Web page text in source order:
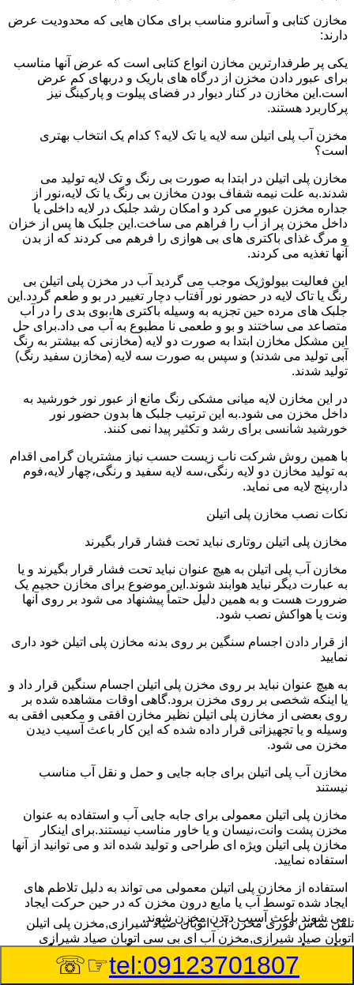
مخازن کتابی و آسانرو مناسب برای مکان هایی که محدودیت عرض
دارند:
یکی پر طرفدارترین مخازن انواع کتابی است که عرض آنها مناسب
برای عبور دادن مخزن از درگاه های باریک و دربهای کم عرض
است.این مخازن در کنار دیوار در فضای پیلوت و پارکینگ نیز
پرکاربرد هستند.
مخزن آب پلی اتیلن سه لایه یا تک لایه؟ کدام یک انتخاب بهتری
است؟
مخازن پلی اتیلن در ابتدا به صورت بی رنگ و تک لایه تولید می
شدند.به علت نیمه شفاف بودن مخازن بی رنگ یا تک لایه،نور از
جداره مخزن عبور می کرد و امکان رشد جلبک در لایه داخلی یا
داخل مخزن پر از آب را فراهم می ساخت.این جلبک ها پس از خزان
و مرگ غذای باکتری های بی هوازی را فرهم می کردند که از بدن
آنها تغذیه می کردند.
این فعالیت بیولوژیک موجب می گردید آب در مخزن پلی اتیلن بی
رنگ یا تاک لایه در حضور نور آفتاب دچار تغییر در بو و طعم گردد.این
جلبک های مرده حین تجزیه به وسیله باکتری ها،بوی بدی را در آب
متصاعد می ساختند و بو و طعمی نا مطبوع به آب می داد.برای حل
این مشکل مخازن ابتدا به صورت دو لایه (مخازنی که بیشتر به رنگ
آبی تولید می شدند) و سپس به صورت سه لایه (مخازن سفید رنگ)
تولید شدند.
در این مخازن لایه میانی مشکی رنگ مانع از عبور نور خورشید به
داخل مخزن می شود.به این ترتیب جلبک ها بدون حضور نور
خورشید شانسی برای رشد و تکثیر پیدا نمی کنند.
با همین روش شرکت ناب زیست حسب نیاز مشتریان گرامی اقدام
به تولید مخازن دو لایه رنگی،سه لایه سفید و رنگی،چهار لایه،فوم
دار،پنج لایه می نماید.
نکات نصب مخازن پلی اتیلن
مخازن پلی اتیلن روتاری نباید تحت فشار قرار بگیرند
مخازن آب پلی اتیلن به هیچ عنوان نباید تحت فشار قرار بگیرند و یا
به عبارت دیگر نباید هوابند شوند.این موضوع برای مخازن حجیم یک
ضرورت هست و به همین دلیل حتماً پیشنهاد می شود بر روی آنها
ونت یا هواکش نصب شود.
از قرار دادن اجسام سنگین بر روی بدنه مخازن پلی اتیلن خود داری
نمایید
به هیچ عنوان نباید بر روی مخزن پلی اتیلن اجسام سنگین قرار داد و
یا اینکه شخصی بر روی مخزن برود.گاهی اوقات مشاهده شده بر
روی بعضی از مخازن پلی اتیلن نظیر مخازن افقی و مکعبی افقی به
وسیله و یا تجهیزاتی قرار داده شده که این کار باعث آسیب دیدن
مخزن می شود.
مخازن آب پلی اتیلن برای جابه جایی و حمل و نقل آب مناسب
نیستند
مخازن پلی اتیلن معمولی برای جابه جایی آب و استفاده به عنوان
مخزن پشت وانت،نیسان و یا خاور مناسب نیستند.برای اینکار
مخازن پلی اتیلن ویژه ای طراحی و تولید شده اند و می توانید از آنها
استفاده نمایید.
استفاده از مخازن پلی اتیلن معمولی می تواند به دلیل تلاطم های
ایجاد شده توسط آب یا مایع درون مخزن که در حین حرکت ایجاد
می شوند باعث آسیب دیدن مخزن شوند.
راهنمای خرید مخزن ذخیره اسید و مواد
شیمیایی خورنده در اتوبان صیاد شیرازی
تلفن تماس فوریمخزن آب اتوبان صیاد شیرازی,مخزن پلی اتیلن
اتوبان صیاد شیرازی,مخزن آب ای بی سی اتوبان صیاد شیرازی
tel:09123701807
☞☏